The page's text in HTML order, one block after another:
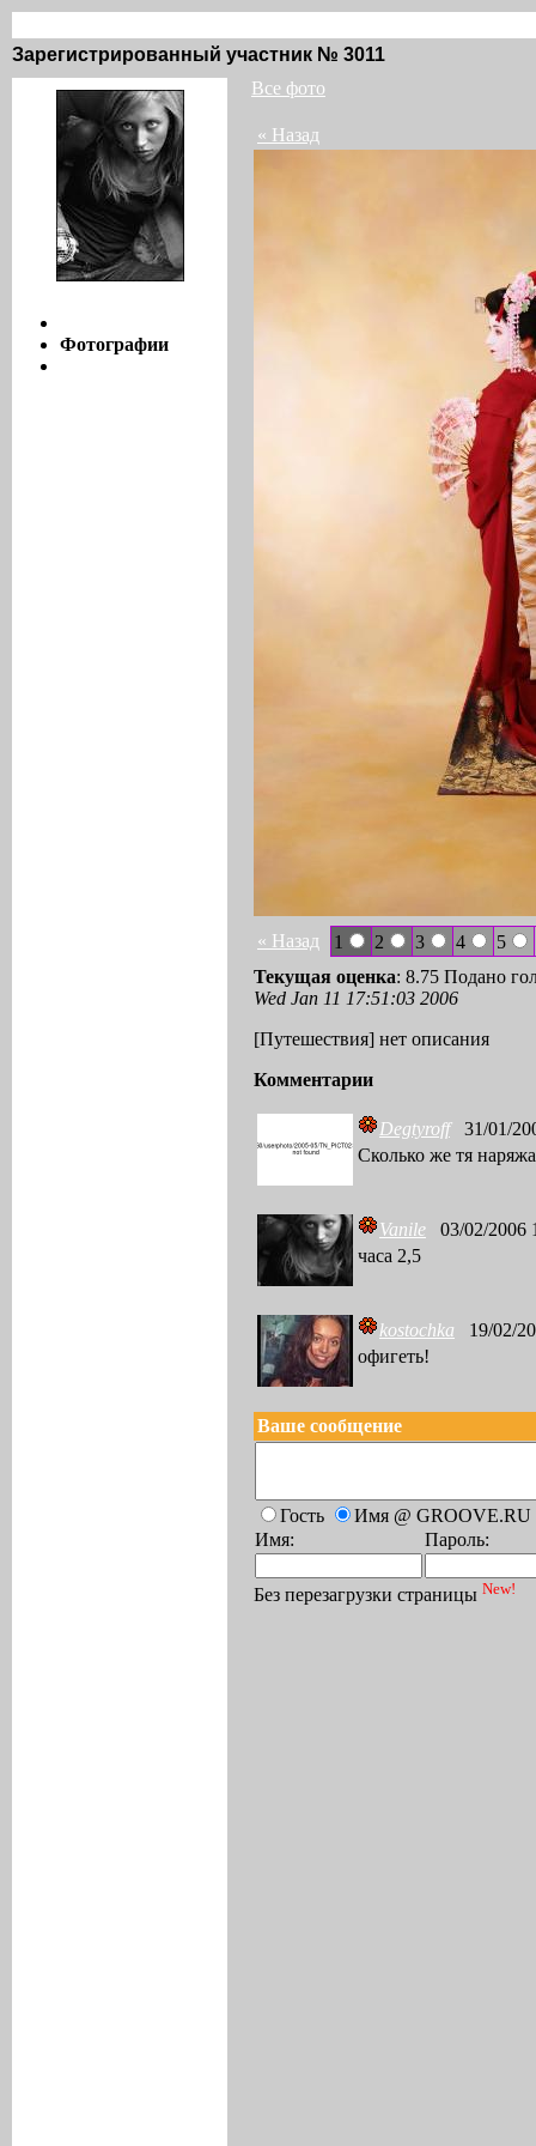
Зарегистрированный участник № 3011
Фотографии
Все фото
« Назад
« Назад 1 2 3 4
5
Текущая оценка: 8.75 Подано
Wed Jan 11 17:51:03 2006
[Путешествия] нет описания
Комментарии
Degtyroff31/01/
Сколько же тя
Vanile 03/02/2006
часа 2,5
kostochka 19/02/
офигеть!
Ваше сообщение
Гость
Имя @ GROOVE.RU
Имя:
Пароль:
Без перезагрузки страницы New!